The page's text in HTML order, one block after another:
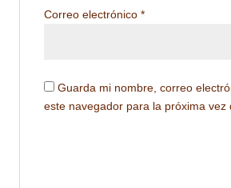
Correo electrónico *
Guarda mi nombre, correo
este navegador para la próxima vez